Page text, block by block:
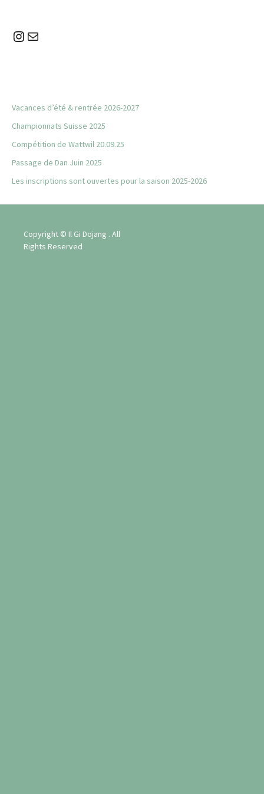
articles
Instagram
E-mail
Vacances d’été & rentrée 2026-2027
Championnats Suisse 2025
Compétition de Wattwil 20.09.25
Passage de Dan Juin 2025
Les inscriptions sont ouvertes pour la saison 2025-2026
Copyright © Il Gi Dojang . All
Rights Reserved